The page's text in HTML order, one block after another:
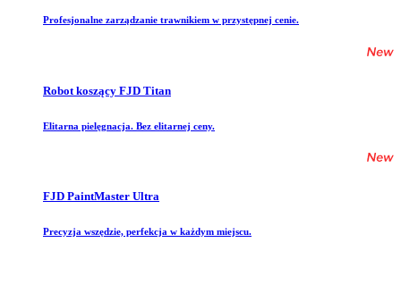
Profesjonalne zarządzanie trawnikiem w przystępnej cenie.
Robot koszący FJD Titan
Elitarna pielęgnacja. Bez elitarnej ceny.
FJD PaintMaster Ultra
Precyzja wszędzie, perfekcja w każdym miejscu.